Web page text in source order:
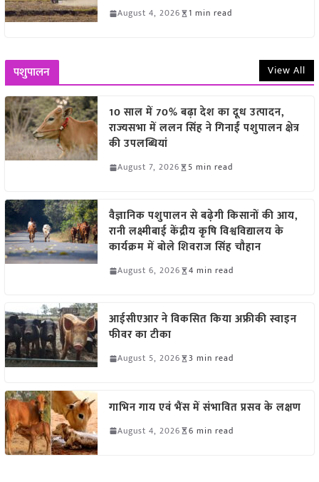
August 4, 2026 1 min read
पशुपालन View All
10 साल में 70% बढ़ा देश का दूध उत्पादन,
राज्यसभा में ललन सिंह ने गिनाईं पशुपालन क्षेत्र
की उपलब्धियां
August 7, 2026 5 min read
वैज्ञानिक पशुपालन से बढ़ेगी किसानों की आय,
रानी लक्ष्मीबाई केंद्रीय कृषि विश्वविद्यालय के
कार्यक्रम में बोले शिवराज सिंह चौहान
August 6, 2026 4 min read
आईसीएआर ने विकसित किया अफ्रीकी स्वाइन
फीवर का टीका
August 5, 2026 3 min read
गाभिन गाय एवं भैंस में संभावित प्रसव के लक्षण
August 4, 2026 6 min read